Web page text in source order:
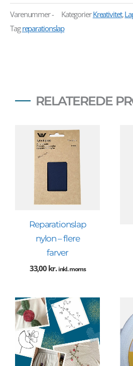
Varenummer- Kategorier Kreativitet,
Tag reparationslap
RELATEREDE
Reparationslap
nylon – flere
farver
33,00 kr. inkl. moms
Prisinterval:
10,00 kr.
til
30,00 kr.